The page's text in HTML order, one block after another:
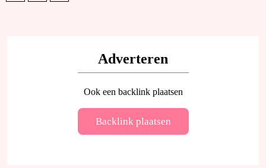
Adverteren
Ook een backlink plaatsen
Backlink plaatsen